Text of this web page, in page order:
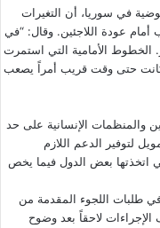
في سوريا، أن التغيرات
أمام عودة اللاجئين. وقال: “في
الخطوط الأمامية التي استمرت
حتى وقت قريب أمراً يصعب
والمنظمات الإنسانية على حد
لتوفير الدعم اللازم
اتخذتها بعض الدول فيما يخص
طلبات اللجوء المقدمة من
لاحقاً بعد وضوح